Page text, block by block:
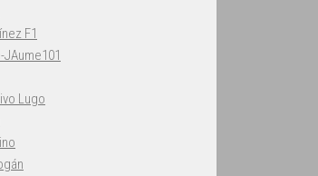
F1
JAume101
Lugo